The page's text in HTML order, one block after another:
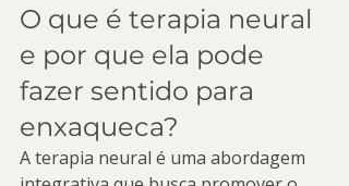
O que é terapia neural
e por que ela pode
fazer sentido para
enxaqueca?
A terapia neural é uma abordagem